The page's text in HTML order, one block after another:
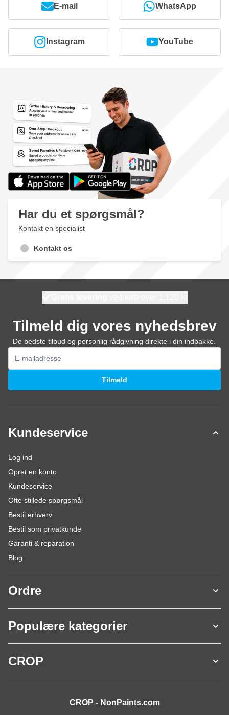
E-mail WhatsApp
Instagram YouTube
Har du et spørgsmål?
Kontakt en specialist
Kontakt os
Tilmeld dig vores nyhedsbrev
De bedste tilbud og personlig rådgivning direkte i din indbakke.
E-mail adresse
Tilmeld
Kundeservice
Log ind
Opret en konto
Kundeservice
Ofte stillede spørgsmål
Bestil erhverv
Bestil som privatkunde
Garanti & reparation
Blog
Ordre
Populære kategorier
CROP
CROP - NonPaints.com